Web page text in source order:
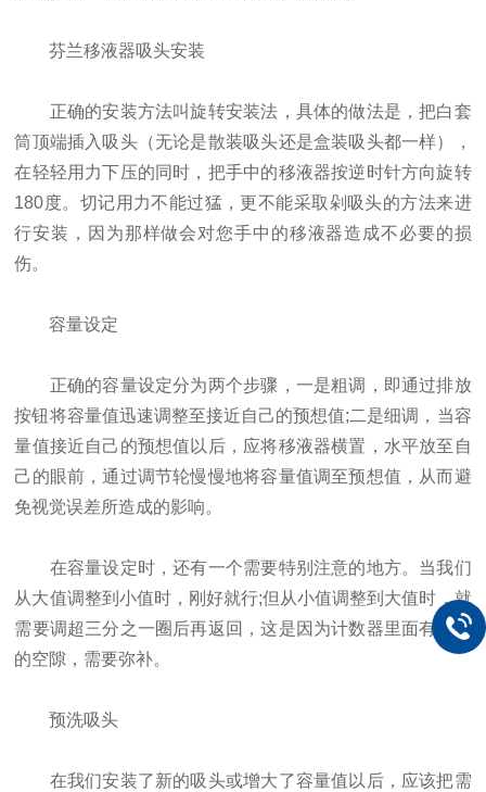
芬兰移液器吸头安装
正确的安装方法叫旋转安装法，具体的做法是，把白套
筒顶端插入吸头（无论是散装吸头还是盒装吸头都一样），
在轻轻用力下压的同时，把手中的移液器按逆时针方向旋转
180度。切记用力不能过猛，更不能采取剁吸头的方法来进
行安装，因为那样做会对您手中的移液器造成不必要的损
伤。
容量设定
正确的容量设定分为两个步骤，一是粗调，即通过排放
按钮将容量值迅速调整至接近自己的预想值;二是细调，当容
量值接近自己的预想值以后，应将移液器横置，水平放至自
己的眼前，通过调节轮慢慢地将容量值调至预想值，从而避
免视觉误差所造成的影响。
在容量设定时，还有一个需要特别注意的地方。当我们
从大值调整到小值时，刚好就行;但从小值调整到大值时，就
需要调超三分之一圈后再返回，这是因为计数器里面有一定
的空隙，需要弥补。
预洗吸头
在我们安装了新的吸头或增大了容量值以后，应该把需